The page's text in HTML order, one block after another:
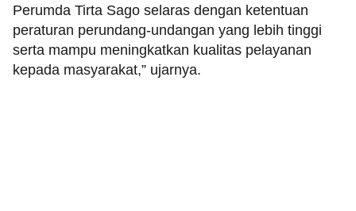
Perumda Tirta Sago selaras dengan ketentuan
peraturan perundang-undangan yang lebih tinggi
serta mampu meningkatkan kualitas pelayanan
kepada masyarakat,” ujarnya.